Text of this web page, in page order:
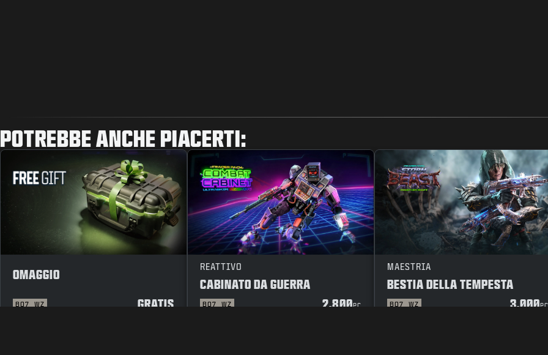
POTREBBE ANCHE PIACERTI:
OMAGGIO
BO7 WZ GRATIS
REATTIVO
CABINATO DA GUERRA
BO7 WZ 2.800PC
MAESTRIA
BESTIA DELLA TEMPESTA
BO7 WZ 3.000PC